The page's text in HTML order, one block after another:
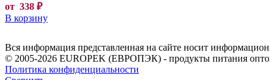
от 338 ₽
В корзину
Вся информация представленная на сайте носит
© 2005-2026 EUROPEK (ЕВРОПЭК) - продукты питания
Политика конфиденциальности